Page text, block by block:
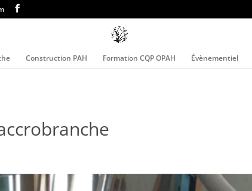
Construction PAH Formation CQP OPAH Évènementiel